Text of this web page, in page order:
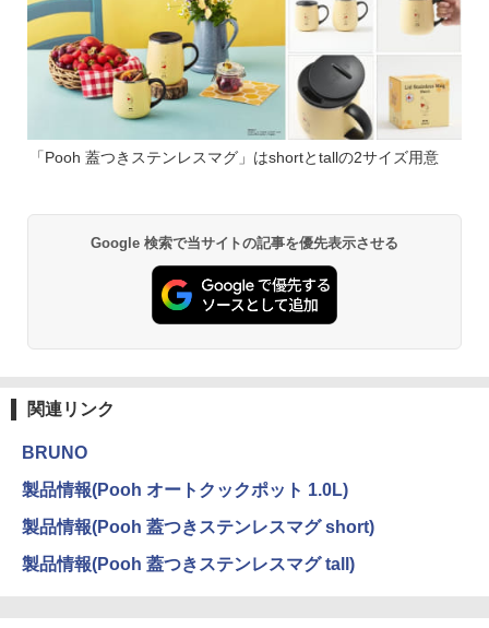
「Pooh 蓋つきステンレスマグ」はshortとtallの2サイズ用意
Google 検索で当サイトの記事を優先表示させる
関連リンク
BRUNO
製品情報(Pooh オートクックポット 1.0L)
製品情報(Pooh 蓋つきステンレスマグ short)
製品情報(Pooh 蓋つきステンレスマグ tall)